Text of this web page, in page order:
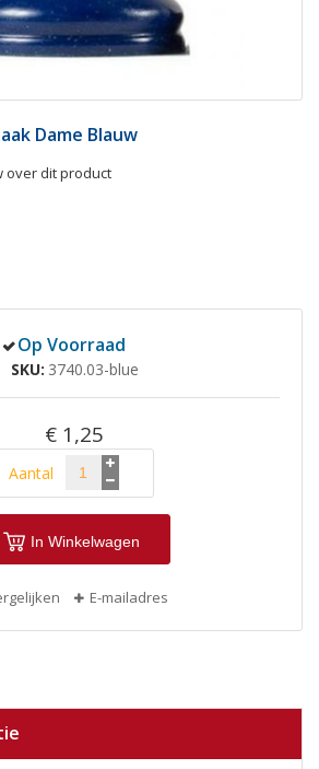
Dame Blauw
over dit product
Op Voorraad
SKU 3740.03-blue
€ 1,25
Aantal
In Winkelwagen
E-mailadres